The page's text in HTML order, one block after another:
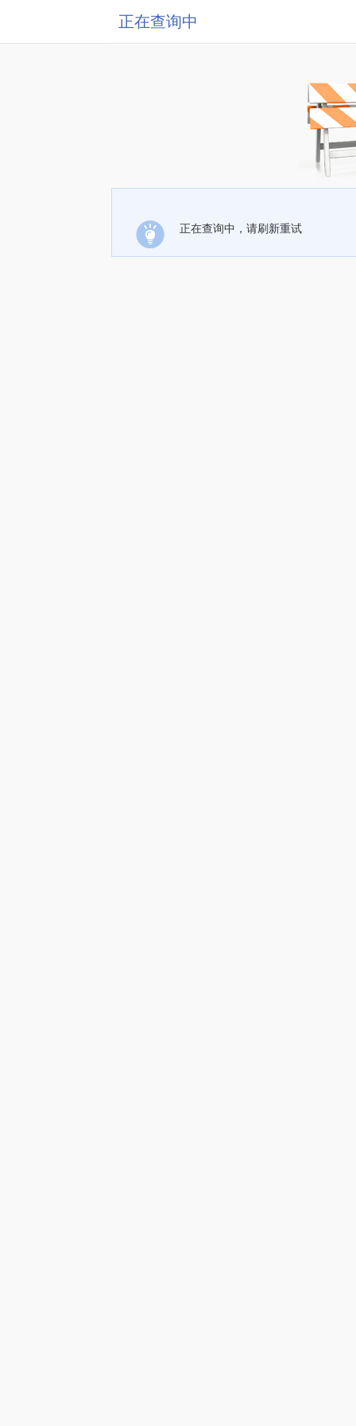
正在查询中
正在查询中，请刷新重试